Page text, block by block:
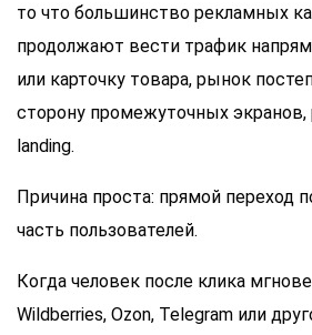
то что большинство рекламных
продолжают вести трафик
или карточку товара, рынок
сторону промежуточных экранов,
landing.
Причина проста: прямой переход
часть пользователей.
Когда человек после клика
Wildberries, Ozon, Telegram или